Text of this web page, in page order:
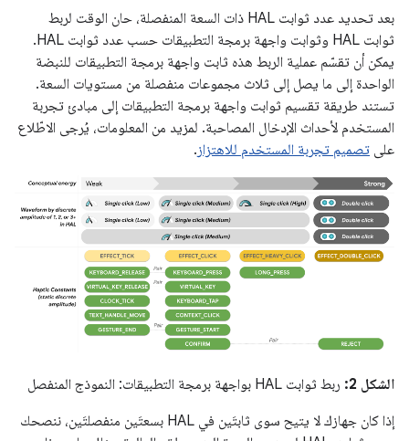
بعد تحديد عدد ثوابت HAL ذات السعة المنفصلة، حان الوقت لربط
ثوابت HAL وثوابت واجهة برمجة التطبيقات حسب عدد ثوابت HAL.
يمكن أن تقسّم عملية الربط هذه ثابت واجهة برمجة التطبيقات للنبضة
الواحدة إلى ما يصل إلى ثلاث مجموعات منفصلة من مستويات السعة.
تستند طريقة تقسيم ثوابت واجهة برمجة التطبيقات إلى مبادئ تجربة
المستخدم لأحداث الإدخال المصاحبة. لمزيد من المعلومات، يُرجى الاطّلاع
على تصميم تجربة المستخدم للاهتزاز.
الشكل 2:
ربط ثوابت HAL بواجهة برمجة التطبيقات: النموذج المنفصل
إذا كان جهازك لا يتيح سوى ثابتَين في HAL بسعتَين منفصلتَين، ننصحك